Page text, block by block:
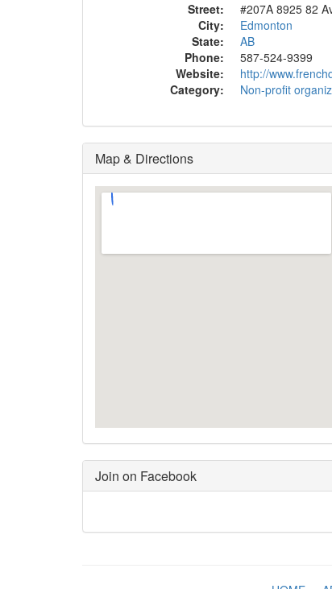
Street:
#207A 8925 82
City:
Edmonton
State:
AB
Phone:
587-524-9399
Website:
http://
Category:
Non-profit
Map & Directions
Join on Facebook